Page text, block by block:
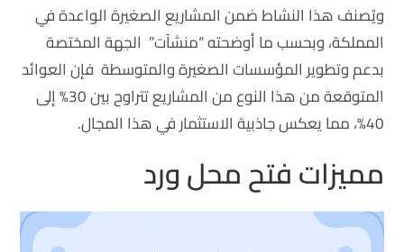
ويُصنف هذا النشاط ضمن المشاريع الصغيرة الواعدة في
المملكة، وبحسب ما أوضحته “منشآت” الجهة المختصة
بدعم وتطوير المؤسسات الصغيرة والمتوسطة فإن العوائد
المتوقعة من هذا النوع من المشاريع تتراوح بين 30% إلى
40%، مما يعكس جاذبية الاستثمار في هذا المجال.
مميزات فتح محل ورد